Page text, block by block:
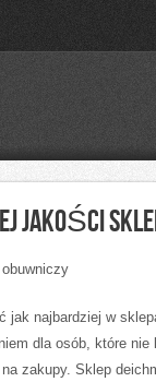
JAKOŚCI
jak najbardziej w
dla osób, które nie
zakupy. Sklep